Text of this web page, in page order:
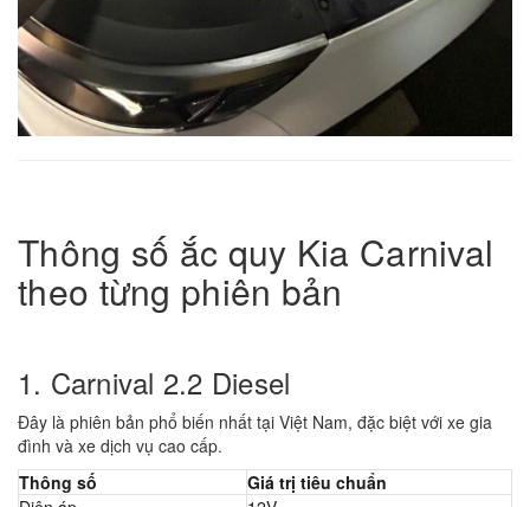
Thông số ắc quy Kia Carnival
theo từng phiên bản
1. Carnival 2.2 Diesel
Đây là phiên bản phổ biến nhất tại Việt Nam, đặc biệt với xe gia
đình và xe dịch vụ cao cấp.
Thông số
Giá trị tiêu chuẩn